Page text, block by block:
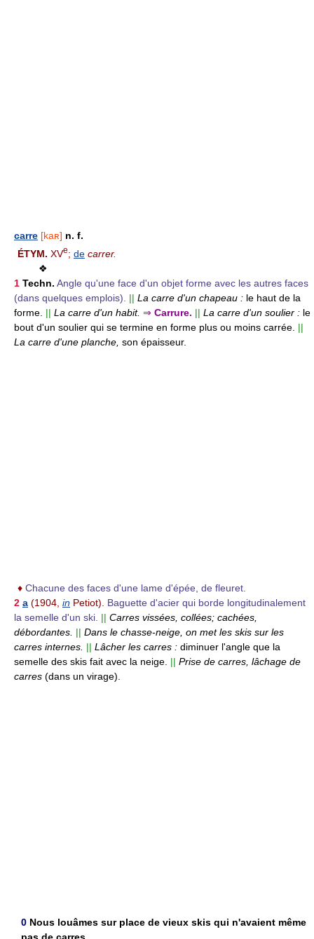
carre [kaʀ] n. f.
ÉTYM. XVe; de carrer.
❖
1 Techn. Angle qu'une face d'un objet forme avec les autres faces
(dans quelques emplois). || La carre d'un chapeau : le haut de la
forme. || La carre d'un habit. ⇒ Carrure. || La carre d'un soulier : le
bout d'un soulier qui se termine en forme plus ou moins carrée. ||
La carre d'une planche, son épaisseur.
♦ Chacune des faces d'une lame d'épée, de fleuret.
2 a (1904, in Petiot). Baguette d'acier qui borde longitudinalement
la semelle d'un ski. || Carres vissées, collées; cachées,
débordantes. || Dans le chasse-neige, on met les skis sur les
carres internes. || Lâcher les carres : diminuer l'angle que la
semelle des skis fait avec la neige. || Prise de carres, lâchage de
carres (dans un virage).
0 Nous louâmes sur place de vieux skis qui n'avaient même